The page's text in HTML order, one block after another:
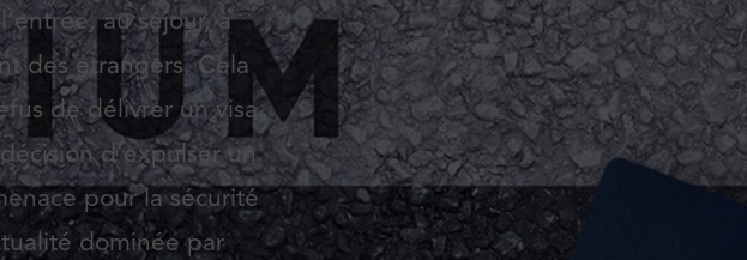
au séjour, à
des étrangers. Cela
de délivrer un visa
d’expulser un
pour la sécurité
dominée par